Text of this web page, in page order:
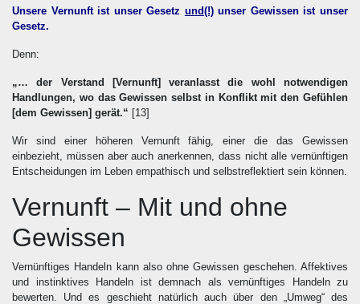
Unsere Vernunft ist unser Gesetz und(!)unser Gewissen ist unser
Gesetz.
Denn:
„… der Verstand [Vernunft] veranlasst die wohl notwendigen
Handlungen, wo das Gewissen selbst in Konflikt mit den Gefühlen
[dem Gewissen] gerät.“ [13]
Wir sind einer höheren Vernunft fähig, einer die das Gewissen
einbezieht, müssen aber auch anerkennen, dass nicht alle vernünftigen
Entscheidungen im Leben empathisch und selbstreflektiert sein können.
Vernunft – Mit und ohne
Gewissen
Vernünftiges Handeln kann also ohne Gewissen geschehen. Affektives
und instinktives Handeln ist demnach als vernünftiges Handeln zu
bewerten. Und es geschieht natürlich auch über den „Umweg“ des